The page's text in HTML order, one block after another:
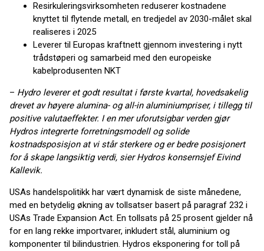
Resirkuleringsvirksomheten reduserer kostnadene
knyttet til flytende metall, en tredjedel av 2030-målet skal
realiseres i 2025
Leverer til Europas kraftnett gjennom investering i nytt
trådstøperi og samarbeid med den europeiske
kabelprodusenten NKT
– Hydro leverer et godt resultat i første kvartal, hovedsakelig
drevet av høyere alumina- og all-in aluminiumpriser, i tillegg til
positive valutaeffekter. I en mer uforutsigbar verden gjør
Hydros integrerte forretningsmodell og solide
kostnadsposisjon at vi står sterkere og er bedre posisjonert
for å skape langsiktig verdi, sier Hydros konsernsjef Eivind
Kallevik.
USAs handelspolitikk har vært dynamisk de siste månedene,
med en betydelig økning av tollsatser basert på paragraf 232 i
USAs Trade Expansion Act. En tollsats på 25 prosent gjelder nå
for en lang rekke importvarer, inkludert stål, aluminium og
komponenter til bilindustrien. Hydros eksponering for toll på